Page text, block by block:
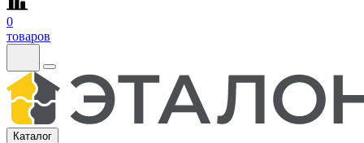
0
товаров
Каталог